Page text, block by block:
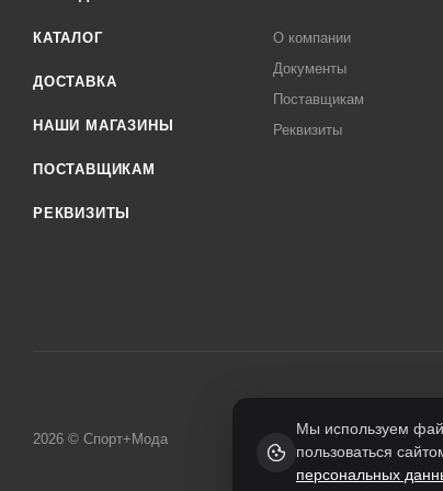
КАТАЛОГ
ДОСТАВКА
НАШИ МАГАЗИНЫ
ПОСТАВЩИКАМ
РЕКВИЗИТЫ
О компании
Документы
Поставщикам
Реквизиты
2026 © Спорт+Мода
Мы используем
пользоваться
персональных